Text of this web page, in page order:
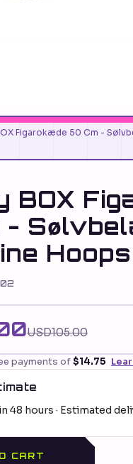
Figarokæde 50 Cm -
BOX
-
USD105.00
payments of$14.75
48 hours · Estimated
CART